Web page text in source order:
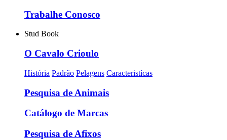
Trabalhe Conosco
Stud Book
O Cavalo Crioulo
História Padrão Pelagens Caracteristícas
Pesquisa de Animais
Catálogo de Marcas
Pesquisa de Afixos